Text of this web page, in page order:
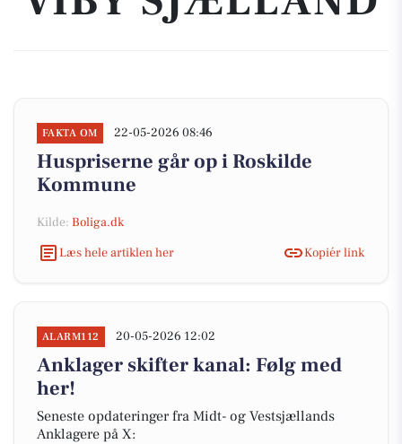
FAKTA OM 22-05-2026 08:46
Huspriserne går op i Roskilde
Kommune
Kilde: Boliga.dk
Læs hele artiklen her
Kopiér link
ALARM112 20-05-2026 12:02
Anklager skifter kanal: Følg med
her!
Seneste opdateringer fra Midt- og Vestsjællands
Anklagere på X: